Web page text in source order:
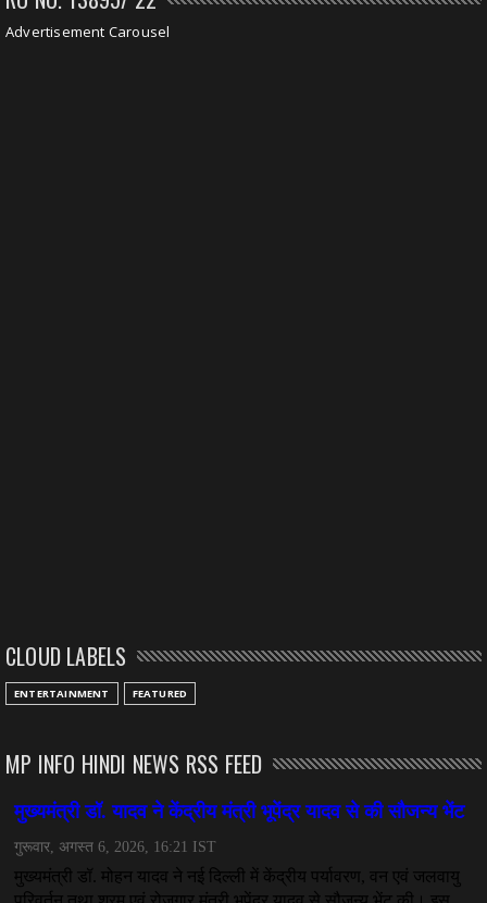
Advertisement Carousel
CLOUD LABELS
ENTERTAINMENT FEATURED
MP INFO HINDI NEWS RSS FEED